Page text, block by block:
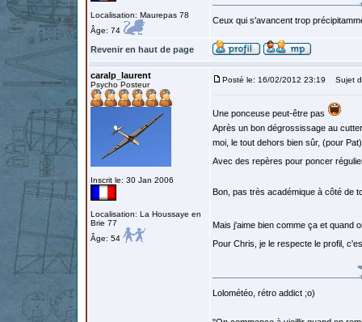
Localisation: Maurepas 78
Âge: 74
Ceux qui s'avancent trop
Revenir en haut de page
caralp_laurent
Psycho Posteur
Inscrit le: 30 Jan 2006
Localisation: La Houssaye en
Brie 77
Âge: 54
Posté le: 16/02/2012 23:19 Sujet
Une ponceuse peut-être pas
Après un bon dégrossissage au
moi, le tout dehors bien sûr, (pour
Avec des repères pour poncer
Bon, pas très académique à côté de
Mais j'aime bien comme ça et quand
Pour Chris, je le respecte le profil,
Lolométéo, rétro addict ;o)